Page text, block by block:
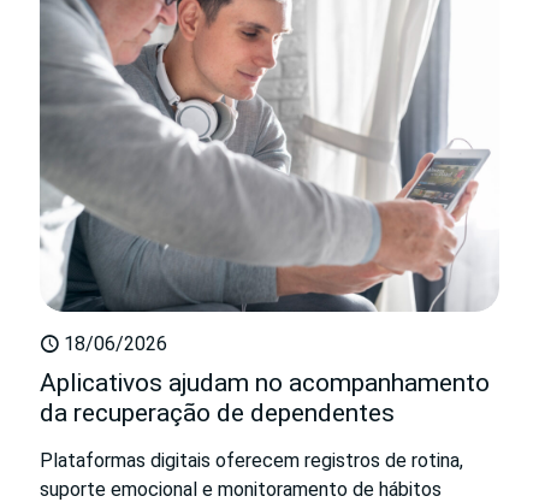
18/06/2026
Aplicativos ajudam no acompanhamento
da recuperação de dependentes
Plataformas digitais oferecem registros de rotina,
suporte emocional e monitoramento de hábitos